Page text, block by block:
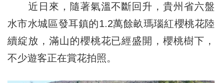
近日來，隨著氣溫不斷回升，貴州省六盤
水市水城區發耳鎮的1.2萬餘畝瑪瑙紅櫻桃花陸
續綻放，滿山的櫻桃花已經盛開，櫻桃樹下，
不少遊客正在賞花拍照。